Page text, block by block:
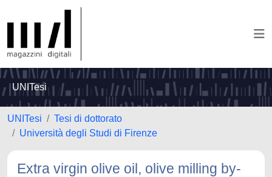
UNITesi
UNITesi
Tesi di dottorato
Università degli Studi di Firenze
Extra virgin olive oil, olive milling by-